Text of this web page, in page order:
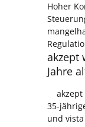
Hoher
akzept
Jahre
akzept
35-
und